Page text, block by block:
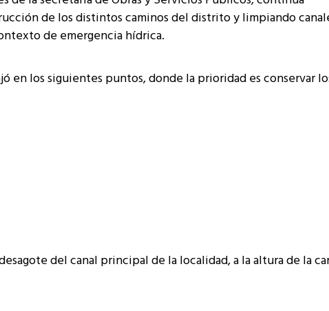
de los distintos caminos del distrito y limpiando
de emergencia hídrica.
en los siguientes puntos, donde la prioridad es conservar
del canal principal de la localidad, a la altura de la